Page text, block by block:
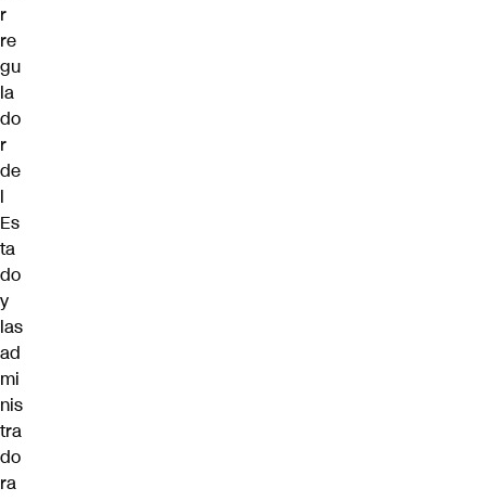
r
re
gu
la
do
r
de
l
Es
ta
do
y
las
ad
mi
nis
tra
do
ra